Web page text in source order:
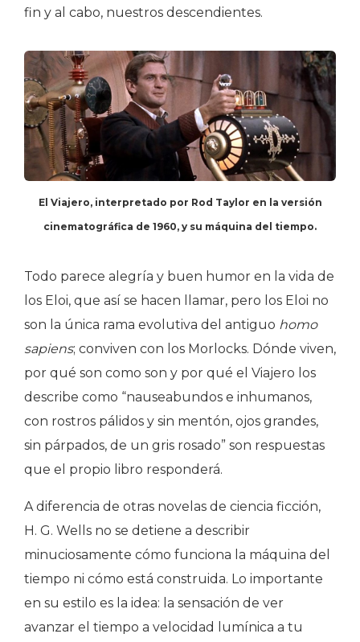
fin y al cabo, nuestros descendientes.
El Viajero, interpretado por Rod Taylor en la versión
cinematográfica de 1960, y su máquina del tiempo.
Todo parece alegría y buen humor en la vida de
los Eloi, que así se hacen llamar, pero los Eloi no
son la única rama evolutiva del antiguo homo
sapiens; conviven con los Morlocks. Dónde viven,
por qué son como son y por qué el Viajero los
describe como “nauseabundos e inhumanos,
con rostros pálidos y sin mentón, ojos grandes,
sin párpados, de un gris rosado” son respuestas
que el propio libro responderá.
A diferencia de otras novelas de ciencia ficción,
H. G. Wells no se detiene a describir
minuciosamente cómo funciona la máquina del
tiempo ni cómo está construida. Lo importante
en su estilo es la idea: la sensación de ver
avanzar el tiempo a velocidad lumínica a tu